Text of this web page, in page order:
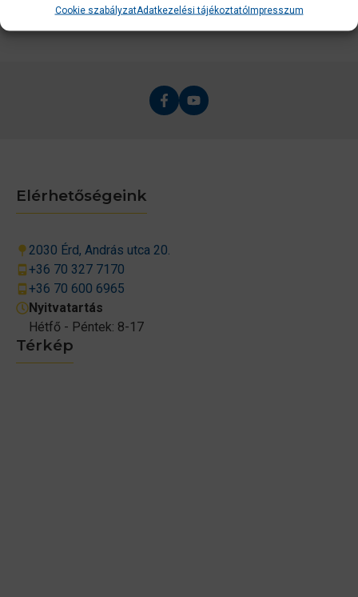
Cookie szabályzatAdatkezelési tájékoztatóImpresszum
Térkép
Elérhetőségeink
2030 Érd, András utca 20.
+36 70 327 7170
+36 70 600 6965
Nyitvatartás
Hétfő - Péntek: 8-17